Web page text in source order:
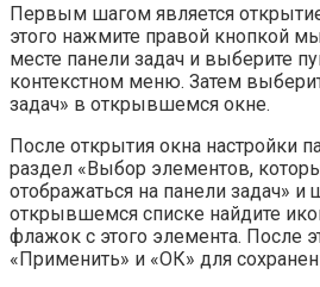
Первым шагом является
этого нажмите правой кнопкой
месте панели задач и выберите
контекстном меню. Затем
задач» в открывшемся окне.
После открытия окна настройки
раздел «Выбор элементов,
отображаться на панели задач» и
открывшемся списке найдите
флажок с этого элемента. После
«Применить» и «ОК» для